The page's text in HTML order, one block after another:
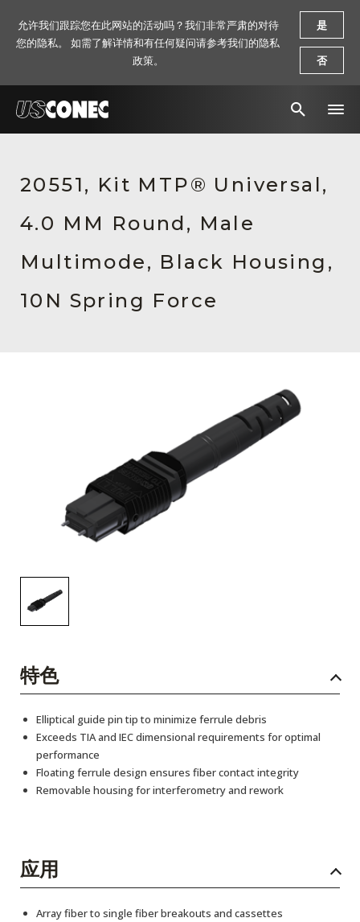
解决方案
产品
资源
关于我们
订阅
20551, Kit MTP® Universal,
4.0 MM Round, Male
Multimode, Black Housing,
10N Spring Force
特色
Elliptical guide pin tip to minimize ferrule debris
Exceeds TIA and IEC dimensional requirements for optimal
performance
Floating ferrule design ensures fiber contact integrity
Removable housing for interferometry and rework
应用
Array fiber to single fiber breakouts and cassettes
允许我们跟踪您在此网站的活动吗？我们非常严肃的对待
您的隐私。 如需了解详情和有任何疑问请参考我们的隐私
政策。
是
否